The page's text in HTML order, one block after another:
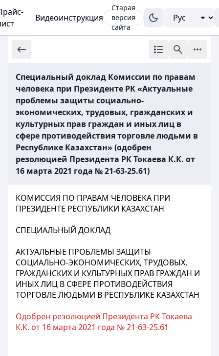
Видеоинструкция
Старая
версия
сайта
Специальный доклад Комиссии по правам
человека при Президенте РК «Актуальные
проблемы защиты социально-
экономических, трудовых, гражданских и
культурных прав граждан и иных лиц в
сфере противодействия торговле людьми в
Республике Казахстан» (одобрен
резолюцией Президента РК Токаева К.К. от
16 марта 2021 года № 21-63-25.61)
КОМИССИЯ ПО ПРАВАМ ЧЕЛОВЕКА ПРИ
ПРЕЗИДЕНТЕ РЕСПУБЛИКИ КАЗАХСТАН
СПЕЦИАЛЬНЫЙ ДОКЛАД
АКТУАЛЬНЫЕ ПРОБЛЕМЫ ЗАЩИТЫ
СОЦИАЛЬНО-ЭКОНОМИЧЕСКИХ, ТРУДОВЫХ,
ГРАЖДАНСКИХ И КУЛЬТУРНЫХ ПРАВ ГРАЖДАН И
ИНЫХ ЛИЦ В СФЕРЕ ПРОТИВОДЕЙСТВИЯ
ТОРГОВЛЕ ЛЮДЬМИ В РЕСПУБЛИКЕ КАЗАХСТАН
Одобрен резолюцией Президента РК Токаева
К.К. от 16 марта 2021 года № 21-63-25.61